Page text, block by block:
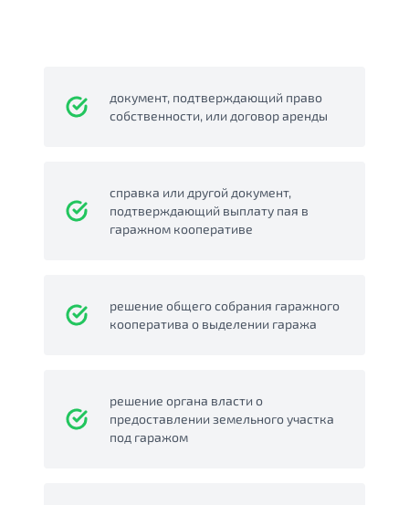
документ, подтверждающий право
собственности, или договор аренды
справка или другой документ,
подтверждающий выплату пая в
гаражном кооперативе
решение общего собрания гаражного
кооператива о выделении гаража
решение органа власти о
предоставлении земельного участка
под гаражом